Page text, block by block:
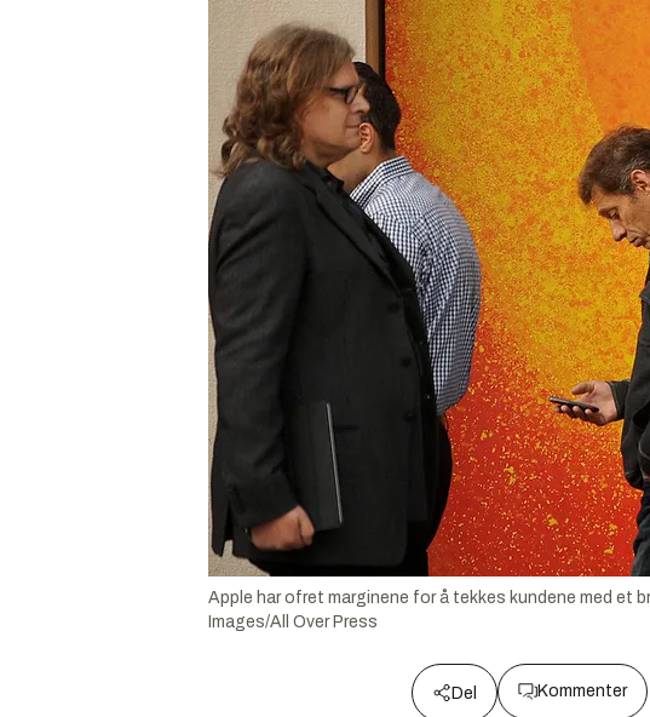
Apple har ofret marginene for å tekkes kundene med et
Images/All Over Press
Del Kommenter